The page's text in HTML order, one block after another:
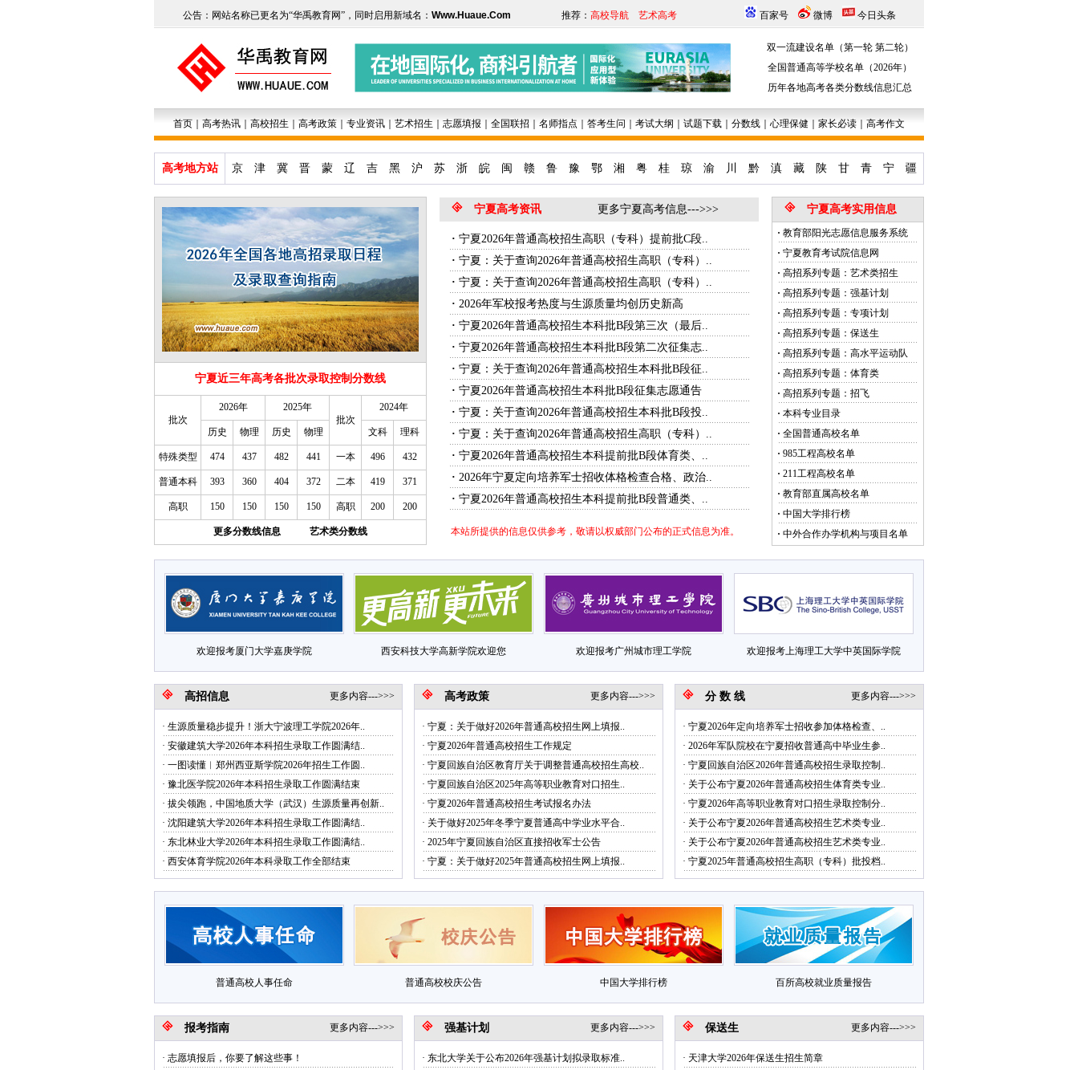
公告：网站名称已更名为“华禹教育网”，同时启用新域名： Www.Huaue.Com 推荐： 高校导航 艺术高考 百家号 微博 今日头条
双一流建设名单（第一轮 第二轮）
全国普通高等学校名单（2026年）
历年各地高考各类分数线信息汇总
首页 高考热讯 高校招生 高考政策 专业资讯 艺术招生 志愿填报 全国联招 名师指点 答考生问 考试大纲 试题下载 分数线 心理保健 家长必读 高考作文
高考地方站 京 津 冀 晋 蒙 辽 吉 黑 沪 苏 浙 皖 闽 赣 鲁 豫 鄂 湘 粤 桂 琼 渝 川 黔 滇 藏 陕 甘 青 宁 疆
宁夏近三年高考各批次录取控制分数线
批次
2026年
2025年
批次
2024年
历史 物理 历史 物理 文科 理科
特殊类型 474 437 482 441 一本 496 432
普通本科 393 360 404 372 二本 419 371
高职 150 150 150 150 高职 200 200
更多分数线信息 艺术类分数线
宁夏高考资讯 更多宁夏高考信息--->>>
· 宁夏2026年普通高校招生高职（专科）提前批C段..
· 宁夏：关于查询2026年普通高校招生高职（专科）..
· 宁夏：关于查询2026年普通高校招生高职（专科）..
· 2026年军校报考热度与生源质量均创历史新高
· 宁夏2026年普通高校招生本科批B段第三次（最后..
· 宁夏2026年普通高校招生本科批B段第二次征集志..
· 宁夏：关于查询2026年普通高校招生本科批B段征..
· 宁夏2026年普通高校招生本科批B段征集志愿通告
· 宁夏：关于查询2026年普通高校招生本科批B段投..
· 宁夏：关于查询2026年普通高校招生高职（专科）..
· 宁夏2026年普通高校招生本科提前批B段体育类、..
· 2026年宁夏定向培养军士招收体格检查合格、政治..
· 宁夏2026年普通高校招生本科提前批B段普通类、..
本站所提供的信息仅供参考，敬请以权威部门公布的正式信息为准。
宁夏高考实用信息
· 教育部阳光志愿信息服务系统
· 宁夏教育考试院信息网
· 高招系列专题：艺术类招生
· 高招系列专题：强基计划
· 高招系列专题：专项计划
· 高招系列专题：保送生
· 高招系列专题：高水平运动队
· 高招系列专题：体育类
· 高招系列专题：招飞
· 本科专业目录
· 全国普通高校名单
· 985工程高校名单
· 211工程高校名单
· 教育部直属高校名单
· 中国大学排行榜
· 中外合作办学机构与项目名单
欢迎报考厦门大学嘉庚学院 西安科技大学高新学院欢迎您 欢迎报考广州城市理工学院 欢迎报考上海理工大学中英国际学院
高招信息 更多内容--->>>
· 生源质量稳步提升！浙大宁波理工学院2026年..
· 安徽建筑大学2026年本科招生录取工作圆满结..
· 一图读懂︱郑州西亚斯学院2026年招生工作圆..
· 豫北医学院2026年本科招生录取工作圆满结束
· 拔尖领跑，中国地质大学（武汉）生源质量再创新..
· 沈阳建筑大学2026年本科招生录取工作圆满结..
· 东北林业大学2026年本科招生录取工作圆满结..
· 西安体育学院2026年本科录取工作全部结束
高考政策 更多内容--->>>
· 宁夏：关于做好2026年普通高校招生网上填报..
· 宁夏2026年普通高校招生工作规定
· 宁夏回族自治区教育厅关于调整普通高校招生高校..
· 宁夏回族自治区2025年高等职业教育对口招生..
· 宁夏2026年普通高校招生考试报名办法
· 关于做好2025年冬季宁夏普通高中学业水平合..
· 2025年宁夏回族自治区直接招收军士公告
· 宁夏：关于做好2025年普通高校招生网上填报..
分 数 线 更多内容--->>>
· 宁夏2026年定向培养军士招收参加体格检查、..
· 2026年军队院校在宁夏招收普通高中毕业生参..
· 宁夏回族自治区2026年普通高校招生录取控制..
· 关于公布宁夏2026年普通高校招生体育类专业..
· 宁夏2026年高等职业教育对口招生录取控制分..
· 关于公布宁夏2026年普通高校招生艺术类专业..
· 关于公布宁夏2026年普通高校招生艺术类专业..
· 宁夏2025年普通高校招生高职（专科）批投档..
普通高校人事任命 普通高校校庆公告 中国大学排行榜 百所高校就业质量报告
报考指南 更多内容--->>>
· 志愿填报后，你要了解这些事！
强基计划 更多内容--->>>
· 东北大学关于公布2026年强基计划拟录取标准..
保送生 更多内容--->>>
· 天津大学2026年保送生招生简章